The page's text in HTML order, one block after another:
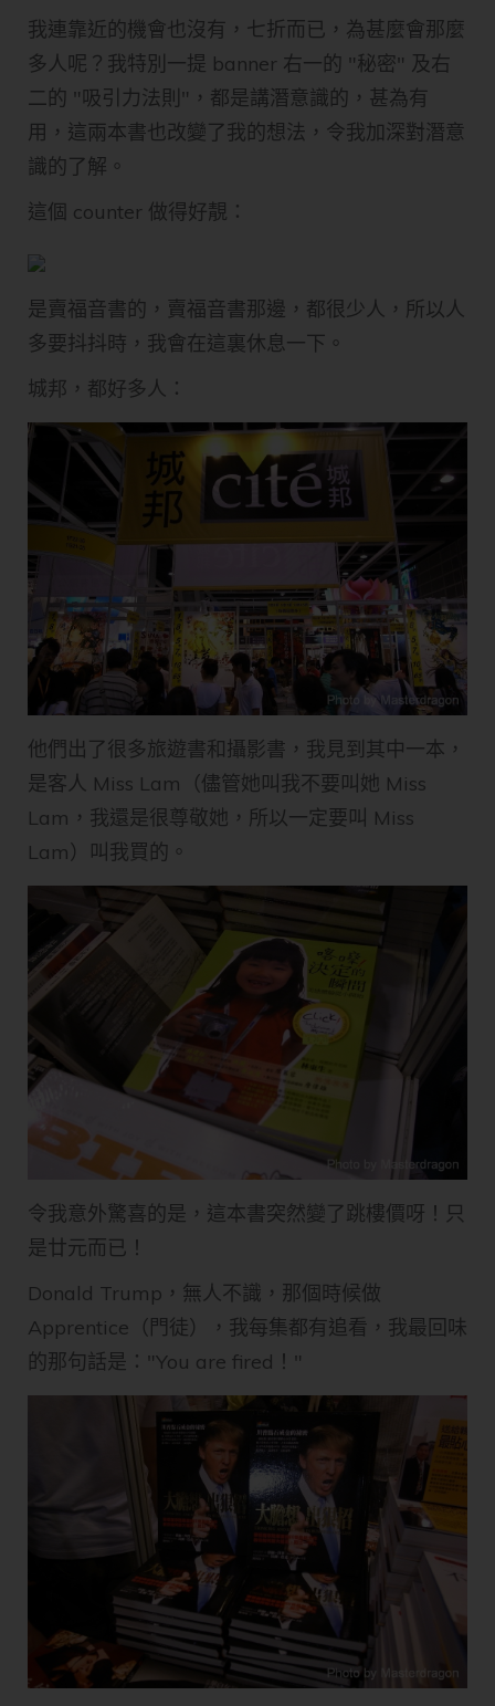
我連靠近的機會也沒有，七折而已，為甚麼會那麼
多人呢？我特別一提 banner 右一的 "秘密" 及右
二的 "吸引力法則"，都是講潛意識的，甚為有
用，這兩本書也改變了我的想法，令我加深對潛意
識的了解。
這個 counter 做得好靚：
是賣福音書的，賣福音書那邊，都很少人，所以人
多要抖抖時，我會在這裏休息一下。
城邦，都好多人：
他們出了很多旅遊書和攝影書，我見到其中一本，
是客人 Miss Lam（儘管她叫我不要叫她 Miss
Lam，我還是很尊敬她，所以一定要叫 Miss
Lam）叫我買的。
令我意外驚喜的是，這本書突然變了跳樓價呀！只
是廿元而已！
Donald Trump，無人不識，那個時候做
Apprentice（門徒），我每集都有追看，我最回味
的那句話是："You are fired！"